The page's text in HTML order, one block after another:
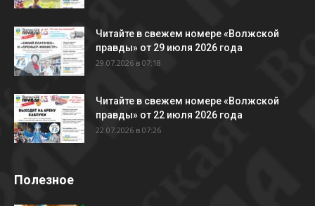
Читайте в свежем номере «Волжской
правды» от 29 июля 2026 года
29.07.2026 в 07:18
Читайте в свежем номере «Волжской
правды» от 22 июля 2026 года
22.07.2026 в 07:26
Полезное